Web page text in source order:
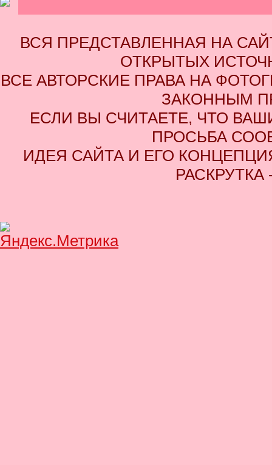
ВСЯ ПРЕДСТАВЛЕННАЯ НА
ОТКРЫТЫХ
ВСЕ АВТОРСКИЕ ПРАВА НА
ЗАКОННЫМ
ЕСЛИ ВЫ СЧИТАЕТЕ, ЧТО
ПРОСЬБА
ИДЕЯ САЙТА И ЕГО
РАСКРУТКА